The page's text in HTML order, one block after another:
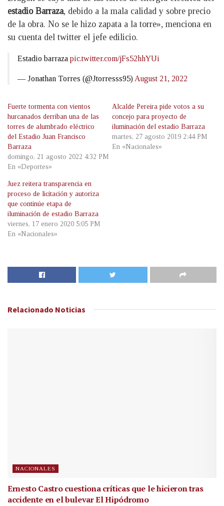
estadio Barraza, debido a la mala calidad y sobre precio
de la obra. No se le hizo zapata a la torre», menciona en
su cuenta del twitter el jefe edilicio.
Estadio barraza pic.twitter.com/jFs52hhYUi
— Jonathan Torres (@Jtorresss95) August 21, 2022
Fuerte tormenta con vientos
hurcanados derriban una de las
torres de alumbrado eléctrico
del Estadio Juan Francisco
Barraza
domingo, 21 agosto 2022 4:32 PM
En «Deportes»
Alcalde Pereira pide votos a su
concejo para proyecto de
iluminación del estadio Barraza
martes, 27 agosto 2019 2:44 PM
En «Nacionales»
Juez reitera transparencia en
proceso de licitación y autoriza
que continúe etapa de
iluminación de estadio Barraza
viernes, 17 enero 2020 5:05 PM
En «Nacionales»
Relacionado Noticias
NACIONALES
Ernesto Castro cuestiona críticas que le hicieron tras
accidente en el bulevar El Hipódromo